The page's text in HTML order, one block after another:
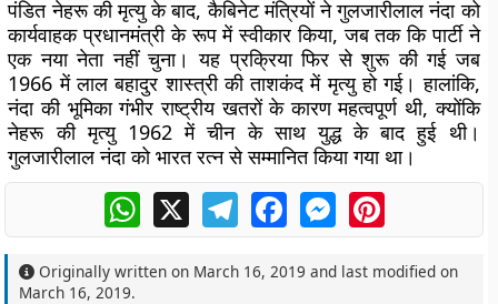
पंडित नेहरू की मृत्यु के बाद, कैबिनेट मंत्रियों ने गुलजारीलाल नंदा को
कार्यवाहक प्रधानमंत्री के रूप में स्वीकार किया, जब तक कि पार्टी ने
एक नया नेता नहीं चुना। यह प्रक्रिया फिर से शुरू की गई जब
1966 में लाल बहादुर शास्त्री की ताशकंद में मृत्यु हो गई। हालांकि,
नंदा की भूमिका गंभीर राष्ट्रीय खतरों के कारण महत्वपूर्ण थी, क्योंकि
नेहरू की मृत्यु 1962 में चीन के साथ युद्ध के बाद हुई थी।
गुलजारीलाल नंदा को भारत रत्न से सम्मानित किया गया था।
WhatsApp
X TelegramFacebookMessengerPinterest
Originally written on March 16, 2019 and last modified on
March 16, 2019.